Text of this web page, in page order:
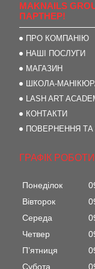
MAKNAILS
ПАРТНЕР!
ПРО КОМПАНІЮ
НАШІ ПОСЛУГИ
МАГАЗИН
ШКОЛА-
LASH ART
КОНТАКТИ
ПОВЕРНЕННЯ ТА
ГРАФІК РОБОТИ
Понеділок
Вівторок
Середа
Четвер
Пʼятниця
Субота